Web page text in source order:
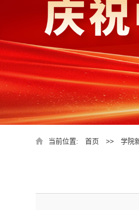
当前位置: 首页 >> 学院